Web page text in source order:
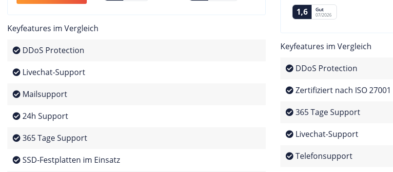
Keyfeatures im Vergleich
DDoS Protection
Livechat-Support
Mailsupport
24h Support
365 Tage Support
SSD-Festplatten im Einsatz
1,6 Gut
07/2026
Keyfeatures im Vergleich
DDoS Protection
Zertifiziert nach ISO 27001
365 Tage Support
Livechat-Support
Telefonsupport